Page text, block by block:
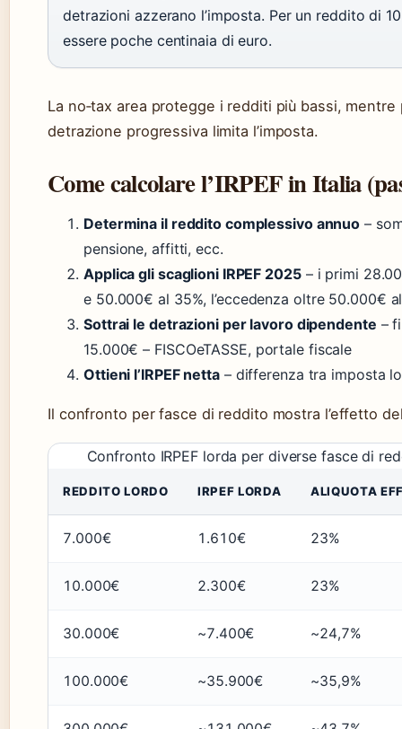
detrazioni azzerano l’imposta. Per un reddito di
essere poche centinaia di euro.
La no‑tax area protegge i redditi più bassi,
detrazione progressiva limita l’imposta.
Come calcolare l’IRPEF in Italia
Determina il reddito complessivo annuo –
pensione, affitti, ecc.
Applica gli scaglioni IRPEF 2025– i primi
e 50.000€ al 35%, l’eccedenza oltre 50.000€
Sottrai le detrazioni per lavoro dipendente –
15.000€ – FISCOeTASSE, portale fiscale
Ottieni l’IRPEF netta– differenza tra imposta
Il confronto per fasce di reddito mostra l’effetto
Confronto IRPEF lorda per diverse fasce di
REDDITO LORDO IRPEF LORDA ALIQUOTA
7.000€ 1.610€ 23%
10.000€ 2.300€ 23%
30.000€ ~7.400€ ~24,7%
100.000€ ~35.900€ ~35,9%